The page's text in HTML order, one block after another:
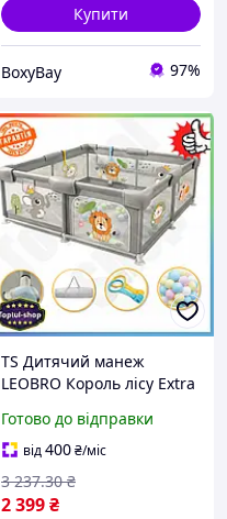
Купити
BoxyBay 97%
TS Дитячий манеж
LEOBRO Король лісу Extra
майданчик для малюків з
кульками та кільцями
SHT55_Q
Готово до відправки
від400₴/міс
2 399₴
3 237.30 ₴